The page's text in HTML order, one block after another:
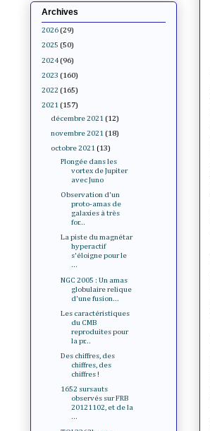
Archives
2026 (29)
2025 (50)
2024 (96)
2023 (160)
2022 (165)
2021 (157)
décembre 2021 (12)
novembre 2021 (18)
octobre 2021 (13)
Plongée dans les
vortex de Jupiter
avec Juno
Observation d'un
proto-amas de
galaxies à très
for...
La piste du magnétar
hyperactif
s'éloigne pour le
...
NGC 2005 : Un amas
globulaire relique
d'une fusion...
Les caractéristiques
du CMB
reproduites pour
la pr...
Des chiffres, des
chiffres, des
chiffres !
1652 sursauts
observés sur FRB
20121102, et de la
...